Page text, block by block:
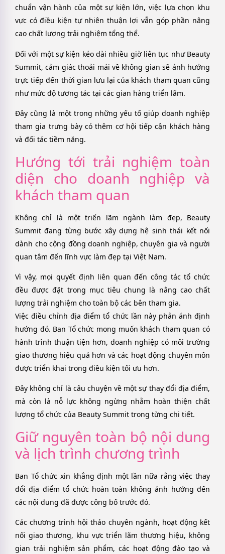
chuẩn vận hành của một sự kiện lớn, việc lựa chọn khu
vực có điều kiện tự nhiên thuận lợi vẫn góp phần nâng
cao chất lượng trải nghiệm tổng thể.
Đối với một sự kiện kéo dài nhiều giờ liên tục như Beauty
Summit, cảm giác thoải mái về không gian sẽ ảnh hưởng
trực tiếp đến thời gian lưu lại của khách tham quan cũng
như mức độ tương tác tại các gian hàng triển lãm.
Đây cũng là một trong những yếu tố giúp doanh nghiệp
tham gia trưng bày có thêm cơ hội tiếp cận khách hàng
và đối tác tiềm năng.
Hướng tới trải nghiệm toàn
diện cho doanh nghiệp và
khách tham quan
Không chỉ là một triển lãm ngành làm đẹp, Beauty
Summit đang từng bước xây dựng hệ sinh thái kết nối
dành cho cộng đồng doanh nghiệp, chuyên gia và người
quan tâm đến lĩnh vực làm đẹp tại Việt Nam.
Vì vậy, mọi quyết định liên quan đến công tác tổ chức
đều được đặt trong mục tiêu chung là nâng cao chất
lượng trải nghiệm cho toàn bộ các bên tham gia.
Việc điều chỉnh địa điểm tổ chức lần này phản ánh định
hướng đó. Ban Tổ chức mong muốn khách tham quan có
hành trình thuận tiện hơn, doanh nghiệp có môi trường
giao thương hiệu quả hơn và các hoạt động chuyên môn
được triển khai trong điều kiện tối ưu hơn.
Đây không chỉ là câu chuyện về một sự thay đổi địa điểm,
mà còn là nỗ lực không ngừng nhằm hoàn thiện chất
lượng tổ chức của Beauty Summit trong từng chi tiết.
Giữ nguyên toàn bộ nội dung
và lịch trình chương trình
Ban Tổ chức xin khẳng định một lần nữa rằng việc thay
đổi địa điểm tổ chức hoàn toàn không ảnh hưởng đến
các nội dung đã được công bố trước đó.
Các chương trình hội thảo chuyên ngành, hoạt động kết
nối giao thương, khu vực triển lãm thương hiệu, không
gian trải nghiệm sản phẩm, các hoạt động đào tạo và